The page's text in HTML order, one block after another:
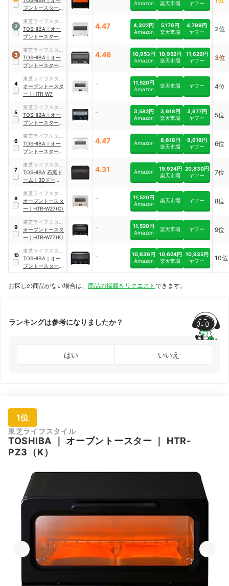
ブントースター
Amazon 楽天市場 ヤフー
2
東芝ライフスタイ
ル
TOSHIBA ｜ オー
ブントースター
4.47
4,302円
Amazon
5,176円
楽天市場
4,799円
ヤフー
2位
3
東芝ライフスタイ
ル
TOSHIBA ｜ オー
ブントースター
4.46
10,953円
Amazon
10,952円
楽天市場
11,629円
ヤフー
3位
4
東芝ライフスタイ
ル
オーブントースタ
ー ｜ HTR-W7
-
11,520円
Amazon
楽天市場 ヤフー 4位
5
東芝ライフスタイ
ル
TOSHIBA ｜ オー
ブントースター
-
3,582円
Amazon
3,618円
楽天市場
3,977円
ヤフー
5位
6
東芝ライフスタイ
ル
TOSHIBA ｜ オー
ブントースター
4.47 Amazon
8,618円
楽天市場
8,618円
ヤフー
6位
7
東芝ライフスタイ
ル
TOSHIBA 石窯ド
ーム ｜ 3Dドーム構
窯ドームトースタ
ー｜HTR-D5B
4.31 Amazon
19,924円
楽天市場
20,830円
ヤフー
7位
8
東芝ライフスタイ
ル
オーブントースタ
ー ｜ HTR-WZ7(C)
-
11,520円
Amazon
楽天市場 ヤフー 8位
9
東芝ライフスタイ
ル
オーブントースタ
ー ｜ HTR-WZ7(K)
-
11,520円
Amazon
楽天市場 ヤフー 9位
10
東芝ライフスタイ
ル
TOSHIBA ｜ オー
ブントースター
HTR-R6(K)
-
10,836円
Amazon
10,624円
楽天市場
10,935円
ヤフー
10位
お探しの商品がない場合は、 商品の掲載をリクエスト できます。
ランキングは参考になりましたか？
はい いいえ
1位
東芝ライフスタイル
TOSHIBA オーブントースター
HTR-
PZ3（K）